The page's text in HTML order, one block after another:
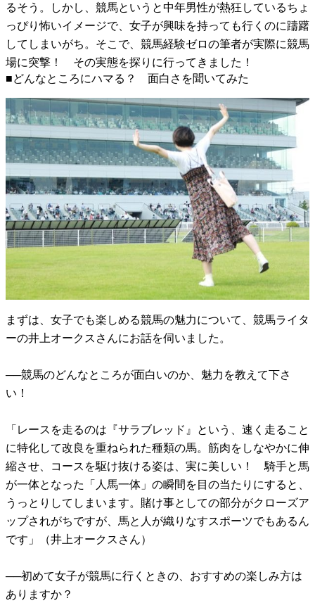
るそう。しかし、競馬というと中年男性が熱狂しているちょ
っぴり怖いイメージで、女子が興味を持っても行くのに躊躇
してしまいがち。そこで、競馬経験ゼロの筆者が実際に競馬
場に突撃！ その実態を探りに行ってきました！
■どんなところにハマる？ 面白さを聞いてみた
まずは、女子でも楽しめる競馬の魅力について、競馬ライタ
ーの井上オークスさんにお話を伺いました。
──競馬のどんなところが面白いのか、魅力を教えて下さ
い！
「レースを走るのは『サラブレッド』という、速く走ること
に特化して改良を重ねられた種類の馬。筋肉をしなやかに伸
縮させ、コースを駆け抜ける姿は、実に美しい！ 騎手と馬
が一体となった「人馬一体」の瞬間を目の当たりにすると、
うっとりしてしまいます。賭け事としての部分がクローズア
ップされがちですが、馬と人が織りなすスポーツでもあるん
です」（井上オークスさん）
──初めて女子が競馬に行くときの、おすすめの楽しみ方は
ありますか？